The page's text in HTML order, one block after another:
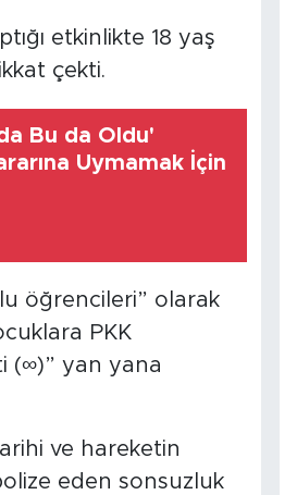
etkinlikte 18 yaş
çekti.
Bu da Oldu'
Uymamak İçin
öğrencileri” olarak
PKK
(∞)” yan yana
ve hareketin
eden sonsuzluk